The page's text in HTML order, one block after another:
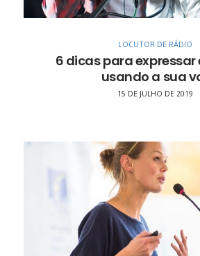
LOCUTOR DE RÁDIO
6 dicas para
usando a sua
15 DE JULHO DE 2019